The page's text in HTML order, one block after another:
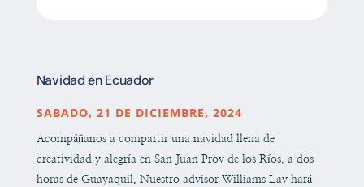
Navidad en Ecuador
SABADO, 21 DE DICIEMBRE, 2024
Acompáñanos a compartir una navidad llena de
creatividad y alegría en San Juan Prov de los Ríos, a dos
horas de Guayaquil. Nuestro advisor Williams Lay hará